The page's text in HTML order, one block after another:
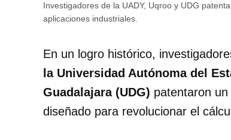
Investigadores de la UADY, Uqroo y UDG
aplicaciones industriales.
En un logro histórico,
la Universidad Autónoma del
Guadalajara (UDG) patentaron
diseñado para revolucionar el